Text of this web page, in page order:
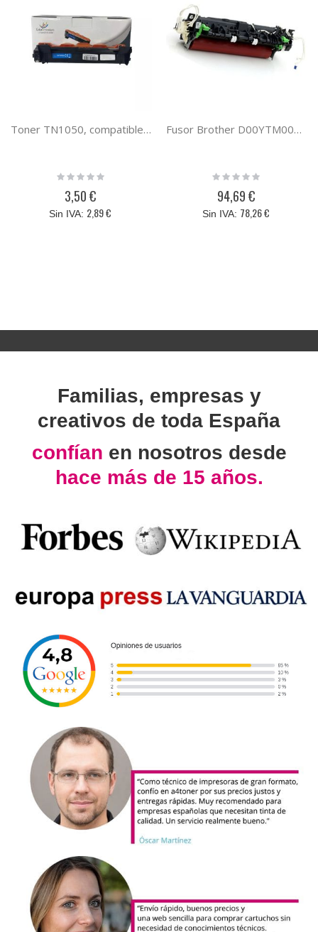
Toner TN1050, compatible con el toner Brother TN-1050
Rating:
3,50 €
2,89 €
Fusor Brother D00YTM001 compatible
Rating:
94,69 €
78,26 €
Familias, empresas y
creativos de toda España
confían en nosotros desde
hace más de 15 años.